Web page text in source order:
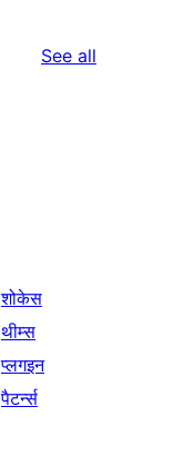
See all
शोकेस
थीम्स
प्लगइन
पैटर्न्स